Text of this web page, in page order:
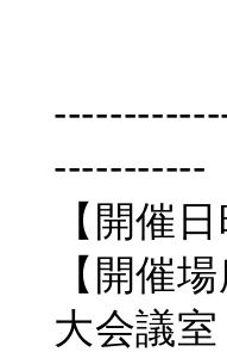
-----------
【開催
【開催
大会議室